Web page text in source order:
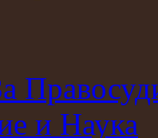
и Наука